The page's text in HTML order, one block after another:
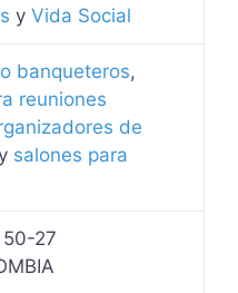
y Vida Social
banqueteros,
reuniones
de
salones para
50-27